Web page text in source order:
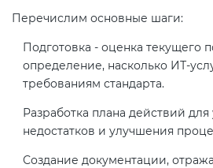
Перечислим основные шаги:
Подготовка - оценка текущего
определение, насколько ИТ-
требованиям стандарта.
Разработка плана действий для
недостатков и улучшения
Создание документации,